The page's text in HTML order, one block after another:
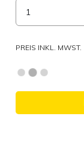
PREIS INKL. MWST.